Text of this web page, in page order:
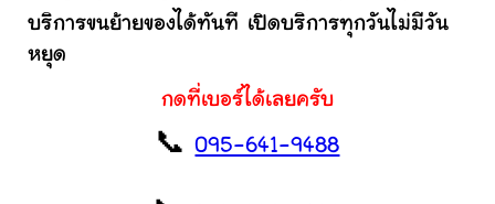
บริการขนย้ายของได้ทันที เปิดบริการทุกวันไม่มีวัน
หยุด
กดที่เบอร์ได้เลยครับ
📞095-641-9488